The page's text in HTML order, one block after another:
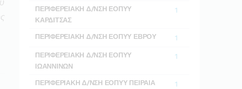
ΠΕΡΙΦΕΡΕΙΑΚΗ Δ/ΝΣΗ ΕΟΠΥΥ
ΚΑΡΔΙΤΣΑΣ
1
ΠΕΡΙΦΕΡΕΙΑΚΗ Δ/ΝΣΗ ΕΟΠΥΥ ΕΒΡΟΥ 1
ΠΕΡΙΦΕΡΕΙΑΚΗ Δ/ΝΣΗ ΕΟΠΥΥ
ΙΩΑΝΝΙΝΩΝ
1
ΠΕΡΙΦΕΡΙΑΚΗ Δ/ΝΣΗ ΕΟΠΥΥ ΠΕΙΡΑΙΑ 1